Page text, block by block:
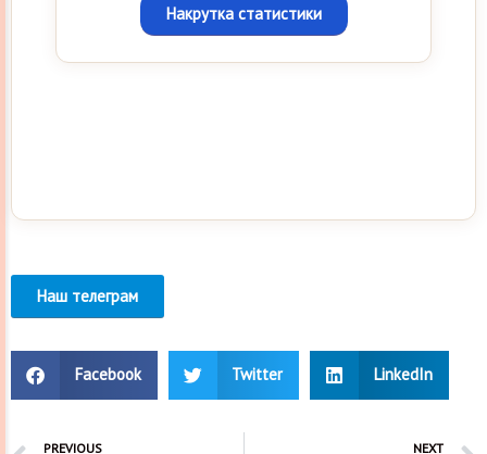
Накрутка статистики
Наш телеграм
Facebook Twitter LinkedIn
PREVIOUS NEXT